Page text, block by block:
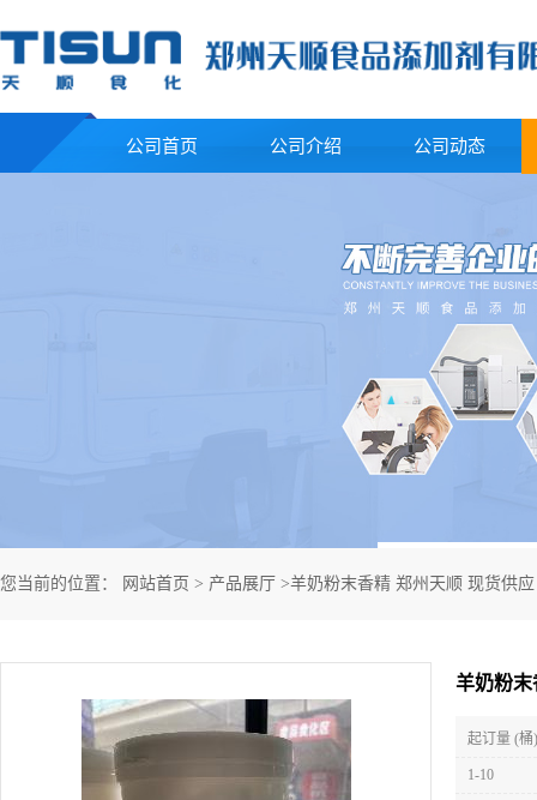
公司首页 公司介绍 公司动态
您当前的位置： 网站首页 > 产品展厅 >羊奶粉末香精 郑州天顺 现货供
羊奶粉末
起订量 (桶)
1-10